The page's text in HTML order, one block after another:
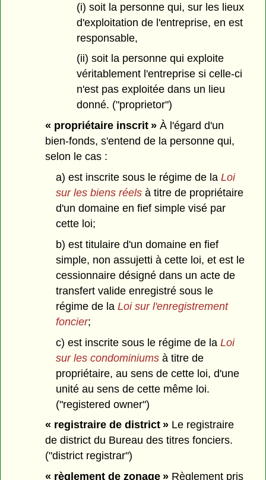
(i) soit la personne qui, sur les lieux
d'exploitation de l'entreprise, en est
responsable,
(ii) soit la personne qui exploite
véritablement l'entreprise si celle-ci
n'est pas exploitée dans un lieu
donné. ("proprietor")
« propriétaire inscrit » À l'égard d'un
bien-fonds, s'entend de la personne qui,
selon le cas :
a) est inscrite sous le régime de la Loi
sur les biens réelsà titre de propriétaire
d'un domaine en fief simple visé par
cette loi;
b) est titulaire d'un domaine en fief
simple, non assujetti à cette loi, et est le
cessionnaire désigné dans un acte de
transfert valide enregistré sous le
régime de la Loi sur l'enregistrement
foncier;
c) est inscrite sous le régime de la Loi
sur les condominiumsà titre de
propriétaire, au sens de cette loi, d'une
unité au sens de cette même loi.
("registered owner")
« registraire de district » Le registraire
de district du Bureau des titres fonciers.
("district registrar")
« règlement de zonage » Règlement pris